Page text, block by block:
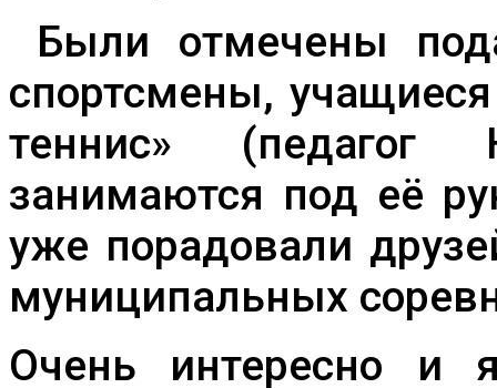
Были отмечены
спортсмены,
теннис» (педагог
занимаются под её
уже порадовали
муниципальных
Очень интересно и